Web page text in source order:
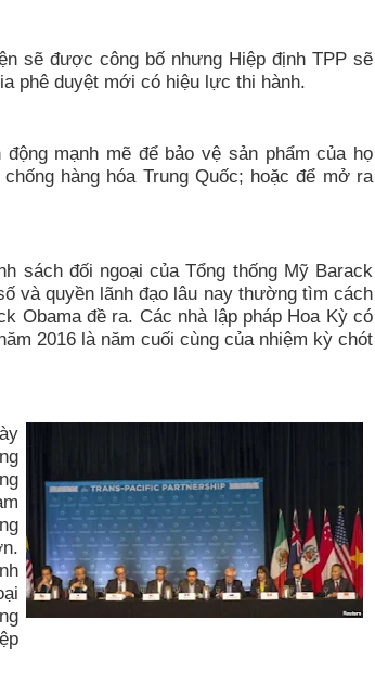
sẽ được công bố nhưng Hiệp định TPP sẽ
phê duyệt mới có hiệu lực thi hành.
mạnh mẽ để bảo vệ sản phẩm của họ
hàng hóa Trung Quốc; hoặc để mở ra
sách đối ngoại của Tổng thống Mỹ Barack
và quyền lãnh đạo lâu nay thường tìm cách
Obama đề ra. Các nhà lập pháp Hoa Kỳ có
2016 là năm cuối cùng của nhiệm kỳ chót